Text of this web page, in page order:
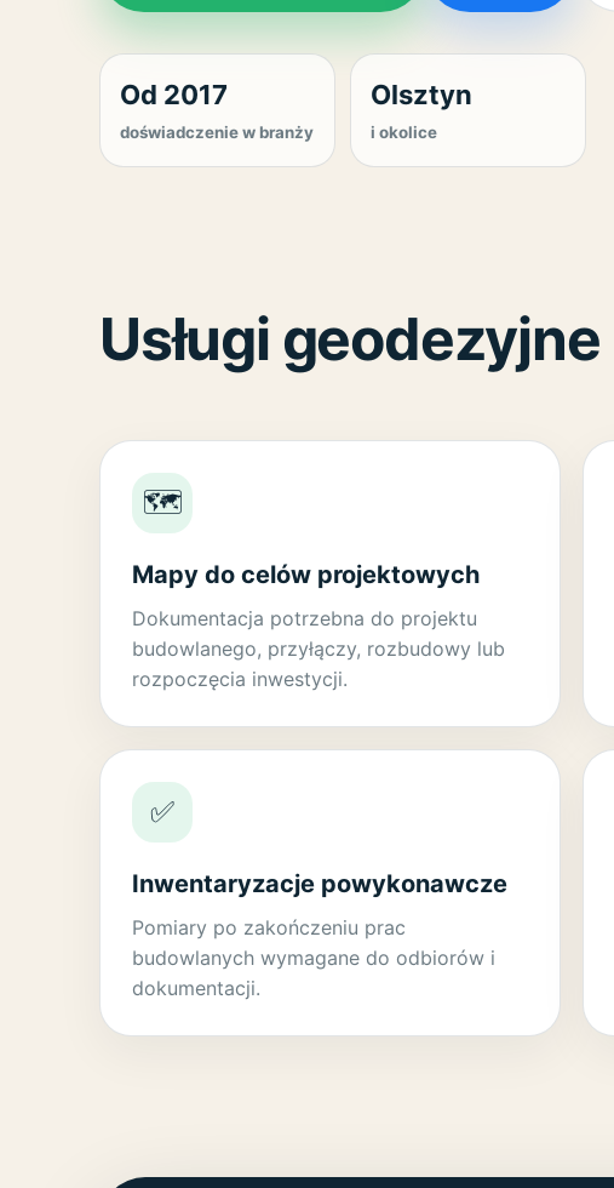
Od 2017
doświadczenie w branży
Olsztyn
i okolice
Usługi geodezyjne
🗺️
Mapy do celów projektowych
Dokumentacja potrzebna do projektu
budowlanego, przyłączy, rozbudowy lub
rozpoczęcia inwestycji.
✅
Inwentaryzacje powykonawcze
Pomiary po zakończeniu prac
budowlanych wymagane do odbiorów i
dokumentacji.